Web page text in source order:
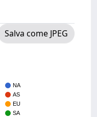
Salva come JPEG
NA
AS
EU
SA